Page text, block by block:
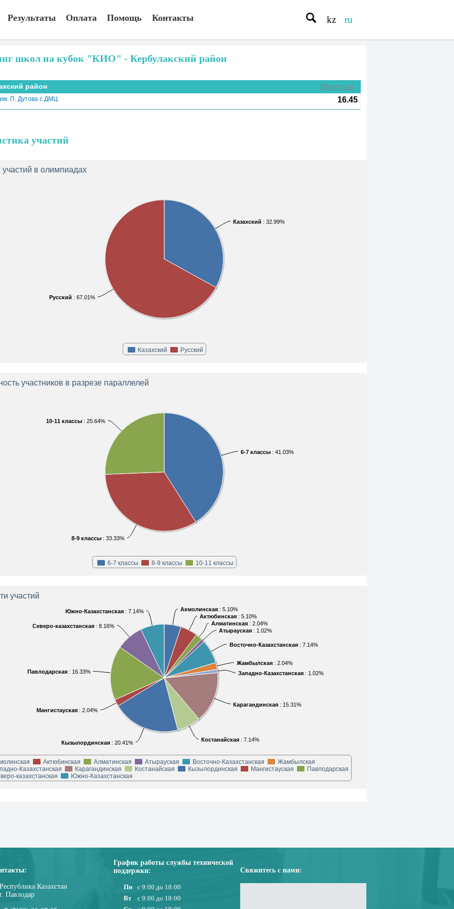
Результаты Оплата Помощь Контакты kz ru
школ на кубок "КИО" - Кербулакский район
район Вернуться
П. Дутова с ДМЦ 16.45
участий
в олимпиадах
Казахский : 32.99%
Русский : 67.01%
Казахский Русский
участников в разрезе параллелей
6-7 классы : 41.03%
8-9 классы : 33.33%
10-11 классы : 25.64%
6-7 классы 8-9 классы 10-11 классы
участий
Акмолинская : 5.10%
Актюбинская : 5.10%
Алматинская : 2.04%
Атырауская : 1.02%
Восточно-Казахстанская : 7.14%
Жамбылская : 2.04%
Западно-Казахстанская : 1.02%
Карагандинская : 15.31%
Костанайская : 7.14%
Кызылординская : 20.41%
Мангистауская : 2.04%
Павлодарская : 16.33%
Северо-казахстанская : 8.16%
Южно-Казахстанская : 7.14%
Актюбинская Алматинская Атырауская Восточно-Казахстанская
Жамбылская
Казахстанская
Карагандинская Костанайская Кызылординская Мангистауская
Павлодарская
казахстанская
Южно-Казахстанская
Республика Казахстан
г. Павлодар
График работы службы технической
поддержки:
Пн
с 9:00 до 18:00
Вт
с 9:00 до 18:00
Свяжитесь с нами: